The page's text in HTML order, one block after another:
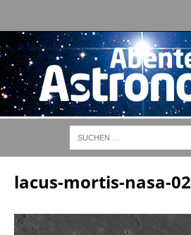
lacus-mortis-nasa-02